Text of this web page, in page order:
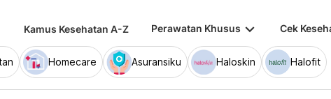
Kamus Kesehatan A-Z Perawatan Khusus keyboard_arrow_down Cek
Homecare Asuransiku Haloskin Halofit